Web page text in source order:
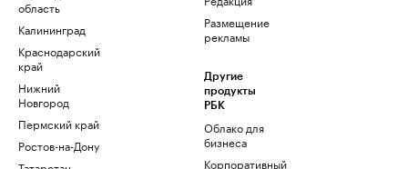
область
Калининград
Краснодарский
край
Нижний
Новгород
Пермский край
Ростов-на-Дону
Размещение
рекламы
Другие
продукты
РБК
Облако для
бизнеса
Корпоративный